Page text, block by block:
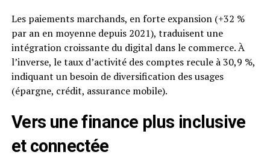
Les paiements marchands, en forte expansion (+32 %
par an en moyenne depuis 2021), traduisent une
intégration croissante du digital dans le commerce. À
l’inverse, le taux d’activité des comptes recule à 30,9 %,
indiquant un besoin de diversification des usages
(épargne, crédit, assurance mobile).
Vers une finance plus inclusive
et connectée